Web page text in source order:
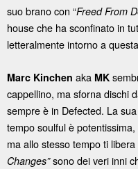
suo brano con “Freed From
house che ha sconfinato in
letteralmente intorno a
Marc Kinchen aka MK
cappellino, ma sforna dischi
sempre è in Defected. La
tempo soulful è
ma allo stesso tempo ti libera
Changes”sono dei veri inni